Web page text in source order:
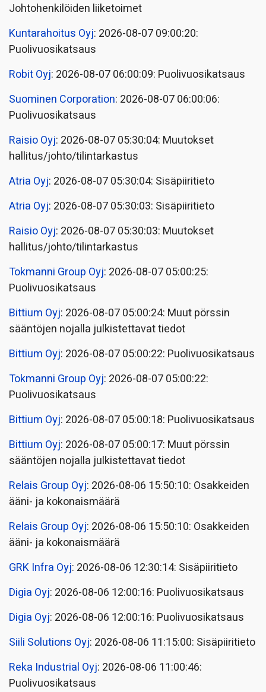
Johtohenkilöiden liiketoimet
Kuntarahoitus Oyj: 2026-08-07 09:00:20:
Puolivuosikatsaus
Robit Oyj: 2026-08-07 06:00:09: Puolivuosikatsaus
Suominen Corporation: 2026-08-07 06:00:06:
Puolivuosikatsaus
Raisio Oyj: 2026-08-07 05:30:04: Muutokset
hallitus/johto/tilintarkastus
Atria Oyj: 2026-08-07 05:30:04: Sisäpiiritieto
Atria Oyj: 2026-08-07 05:30:03: Sisäpiiritieto
Raisio Oyj: 2026-08-07 05:30:03: Muutokset
hallitus/johto/tilintarkastus
Tokmanni Group Oyj: 2026-08-07 05:00:25:
Puolivuosikatsaus
Bittium Oyj: 2026-08-07 05:00:24: Muut pörssin
sääntöjen nojalla julkistettavat tiedot
Bittium Oyj: 2026-08-07 05:00:22: Puolivuosikatsaus
Tokmanni Group Oyj: 2026-08-07 05:00:22:
Puolivuosikatsaus
Bittium Oyj: 2026-08-07 05:00:18: Puolivuosikatsaus
Bittium Oyj: 2026-08-07 05:00:17: Muut pörssin
sääntöjen nojalla julkistettavat tiedot
Relais Group Oyj: 2026-08-06 15:50:10: Osakkeiden
ääni- ja kokonaismäärä
Relais Group Oyj: 2026-08-06 15:50:10: Osakkeiden
ääni- ja kokonaismäärä
GRK Infra Oyj: 2026-08-06 12:30:14: Sisäpiiritieto
Digia Oyj: 2026-08-06 12:00:16: Puolivuosikatsaus
Digia Oyj: 2026-08-06 12:00:16: Puolivuosikatsaus
Siili Solutions Oyj: 2026-08-06 11:15:00: Sisäpiiritieto
Reka Industrial Oyj: 2026-08-06 11:00:46:
Puolivuosikatsaus